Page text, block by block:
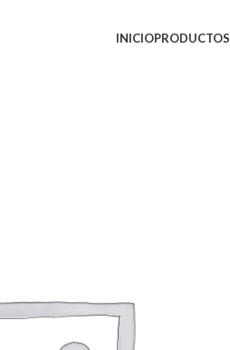
INICIOPRODUCTOS